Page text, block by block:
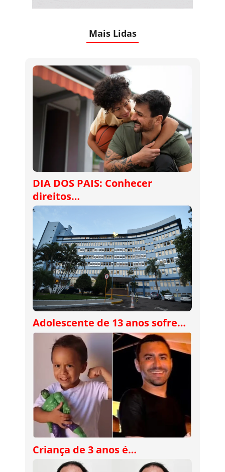
Mais Lidas
DIA DOS PAIS: Conhecer
direitos…
Adolescente de 13 anos sofre…
Criança de 3 anos é…